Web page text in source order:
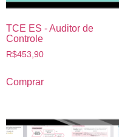
TCE ES - Auditor de
Controle
R$453,90
Comprar